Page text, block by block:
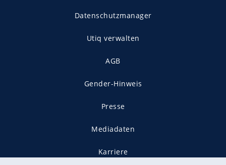
Datenschutzmanager
Utiq verwalten
AGB
Gender-Hinweis
Presse
Mediadaten
Karriere